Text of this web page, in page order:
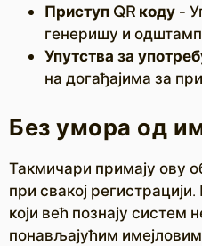
Приступ QR коду -
генеришу и
Упутства за
на догађајима за
Без умора од
Такмичари примају ову
при свакој
који већ познају систем
понављајућим